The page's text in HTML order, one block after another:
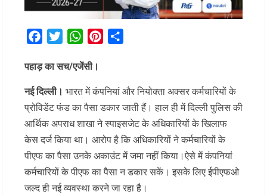
FacebookTwitterWhatsAppPinterest
पहाड़ का सच/एजेंसी।
नई दिल्ली। भारत में कंपनियां और नियोक्‍ता अक्सर कर्मचारियों के
प्रोविडेंट फंड का पैसा डकार जाती हैं। हाल ही में दिल्‍ली पुलिस की
आर्थिक अपराध शाखा ने स्‍पाइसजेट के अधिकारियों के खिलाफ
केस दर्ज किया था। आरोप है कि अधिकारियों ने कर्मचारियों के
पीएफ का पैसा उनके अकाउंट में जमा नहीं किया।ऐसे में कंपनियां
कर्मचारियों के पीएफ का पैसा न डकार सकें। इसके लिए ईपीएफओ
जल्‍द ही नई व्‍यवस्‍था करने जा रहा है।